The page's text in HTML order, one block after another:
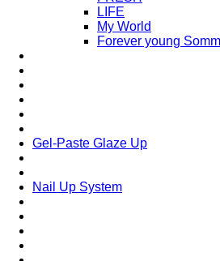
LIFE
My World
Forever young
Gel-Paste Glaze Up
Nail Up System